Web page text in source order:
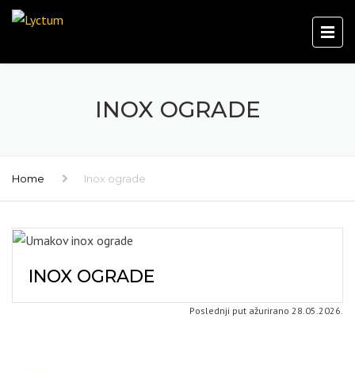
INOX OGRADE
Home Inox ograde
INOX OGRADE
Poslednji put ažurirano 28.05.2026.